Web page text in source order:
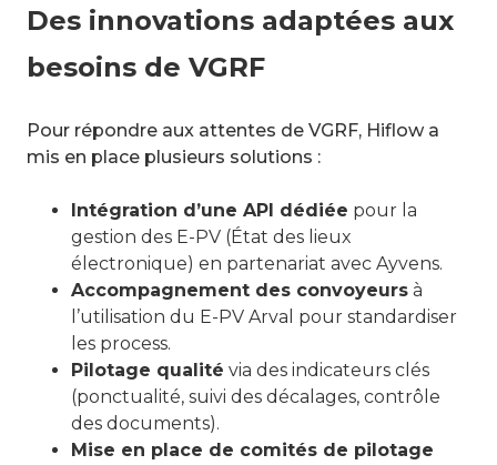
Des innovations adaptées aux
besoins de VGRF
Pour répondre aux attentes de VGRF, Hiflow a
mis en place plusieurs solutions :
Intégration d’une API dédiée pour la
gestion des E-PV (État des lieux
électronique) en partenariat avec Ayvens.
Accompagnement des convoyeurs à
l’utilisation du E-PV Arval pour standardiser
les process.
Pilotage qualité via des indicateurs clés
(ponctualité, suivi des décalages, contrôle
des documents).
Mise en place de comités de pilotage